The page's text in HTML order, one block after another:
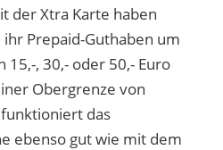
der Xtra Karte haben
Prepaid-Guthaben um
15,-, 30,- oder 50,- Euro
Obergrenze von
das
ebenso gut wie mit dem